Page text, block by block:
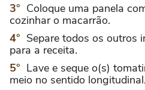
Coloque uma panela
cozinhar o macarrão.
Separe todos os outros
para a receita.
Lave e seque o(s)
meio no sentido longitudinal.